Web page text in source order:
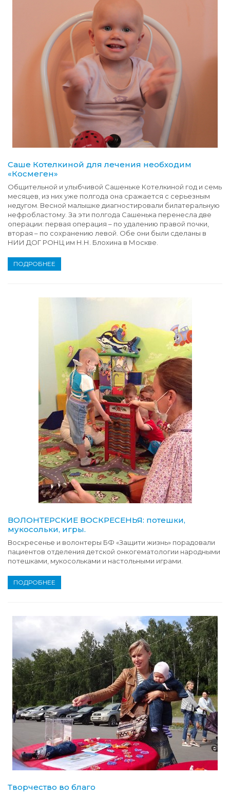
Саше Котелкиной для лечения необходим
«Космеген»
Общительной и улыбчивой Сашеньке Котелкиной год и семь
месяцев, из них уже полгода она сражается с серьезным
недугом. Весной малышке диагностировали билатеральную
нефробластому. За эти полгода Сашенька перенесла две
операции: первая операция – по удалению правой почки,
вторая – по сохранению левой. Обе они были сделаны в
НИИ ДОГ РОНЦ им Н.Н. Блохина в Москве.
ПОДРОБНЕЕ
ВОЛОНТЕРСКИЕ ВОСКРЕСЕНЬЯ: потешки,
мукосольки, игры.
Воскресенье и волонтеры БФ «Защити жизнь» порадовали
пациентов отделения детской онкогематологии народными
потешками, мукосольками и настольными играми.
ПОДРОБНЕЕ
Творчество во благо